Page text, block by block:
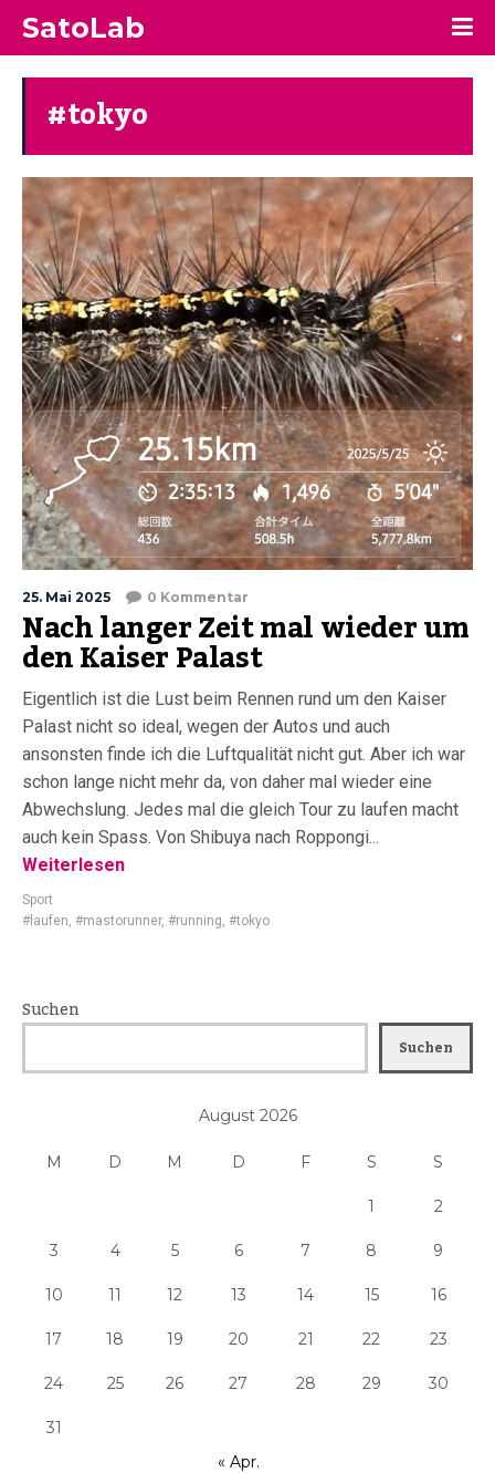
SatoLab
#tokyo
25. Mai 2025 0 Kommentar
Nach langer Zeit mal wieder um
den Kaiser Palast
Eigentlich ist die Lust beim Rennen rund um den Kaiser
Palast nicht so ideal, wegen der Autos und auch
ansonsten finde ich die Luftqualität nicht gut. Aber ich war
schon lange nicht mehr da, von daher mal wieder eine
Abwechslung. Jedes mal die gleich Tour zu laufen macht
auch kein Spass. Von Shibuya nach Roppongi...
Weiterlesen
Sport
#laufen, #mastorunner, #running, #tokyo
Suchen
Suchen
August 2026
M D M D F S S
1 2
3 4 5 6 7 8 9
10 11 12 13 14 15 16
17 18 19 20 21 22 23
24 25 26 27 28 29 30
31
« Apr.